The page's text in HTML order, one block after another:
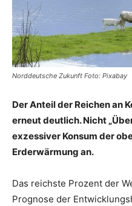
Norddeutsche Zukunft Foto: Pixabay
Der Anteil der Reichen an
erneut deutlich. Nicht
exzessiver Konsum der
Erderwärmung an.
Das reichste Prozent der
Prognose der